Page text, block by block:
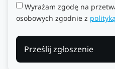
Wyrażam zgodę na
osobowych zgodnie z
Prześlij zgłoszenie